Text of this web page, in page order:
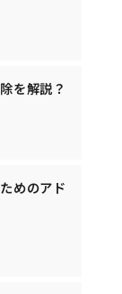
を解説？
めのアド